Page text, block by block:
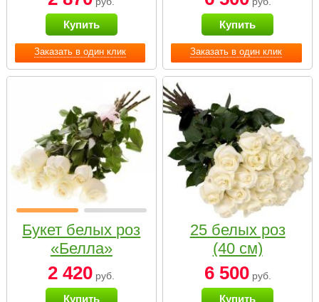
Заказать в один клик
Купить
Заказать в один клик
Купить
Букет белых роз
«Белла»
2 420 руб.
Купить
25 белых роз
(40 см)
6 500руб.
Купить